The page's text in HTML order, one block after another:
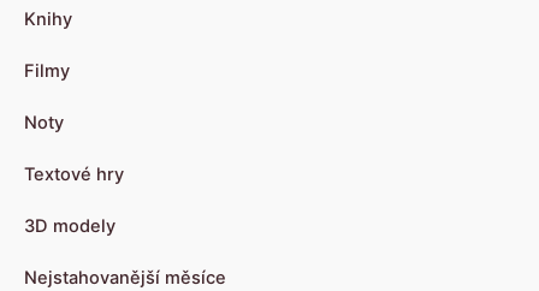
Knihy
Filmy
Noty
Textové hry
3D modely
Nejstahovanější měsíce